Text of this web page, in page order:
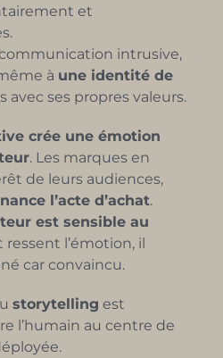
et
intrusive,
à une identité de
avec ses propres valeurs.
crée une émotion
. Les marques en
de leurs audiences,
l’acte d’achat.
est sensible au
l’émotion, il
car convaincu.
storytelling est
l’humain au centre de